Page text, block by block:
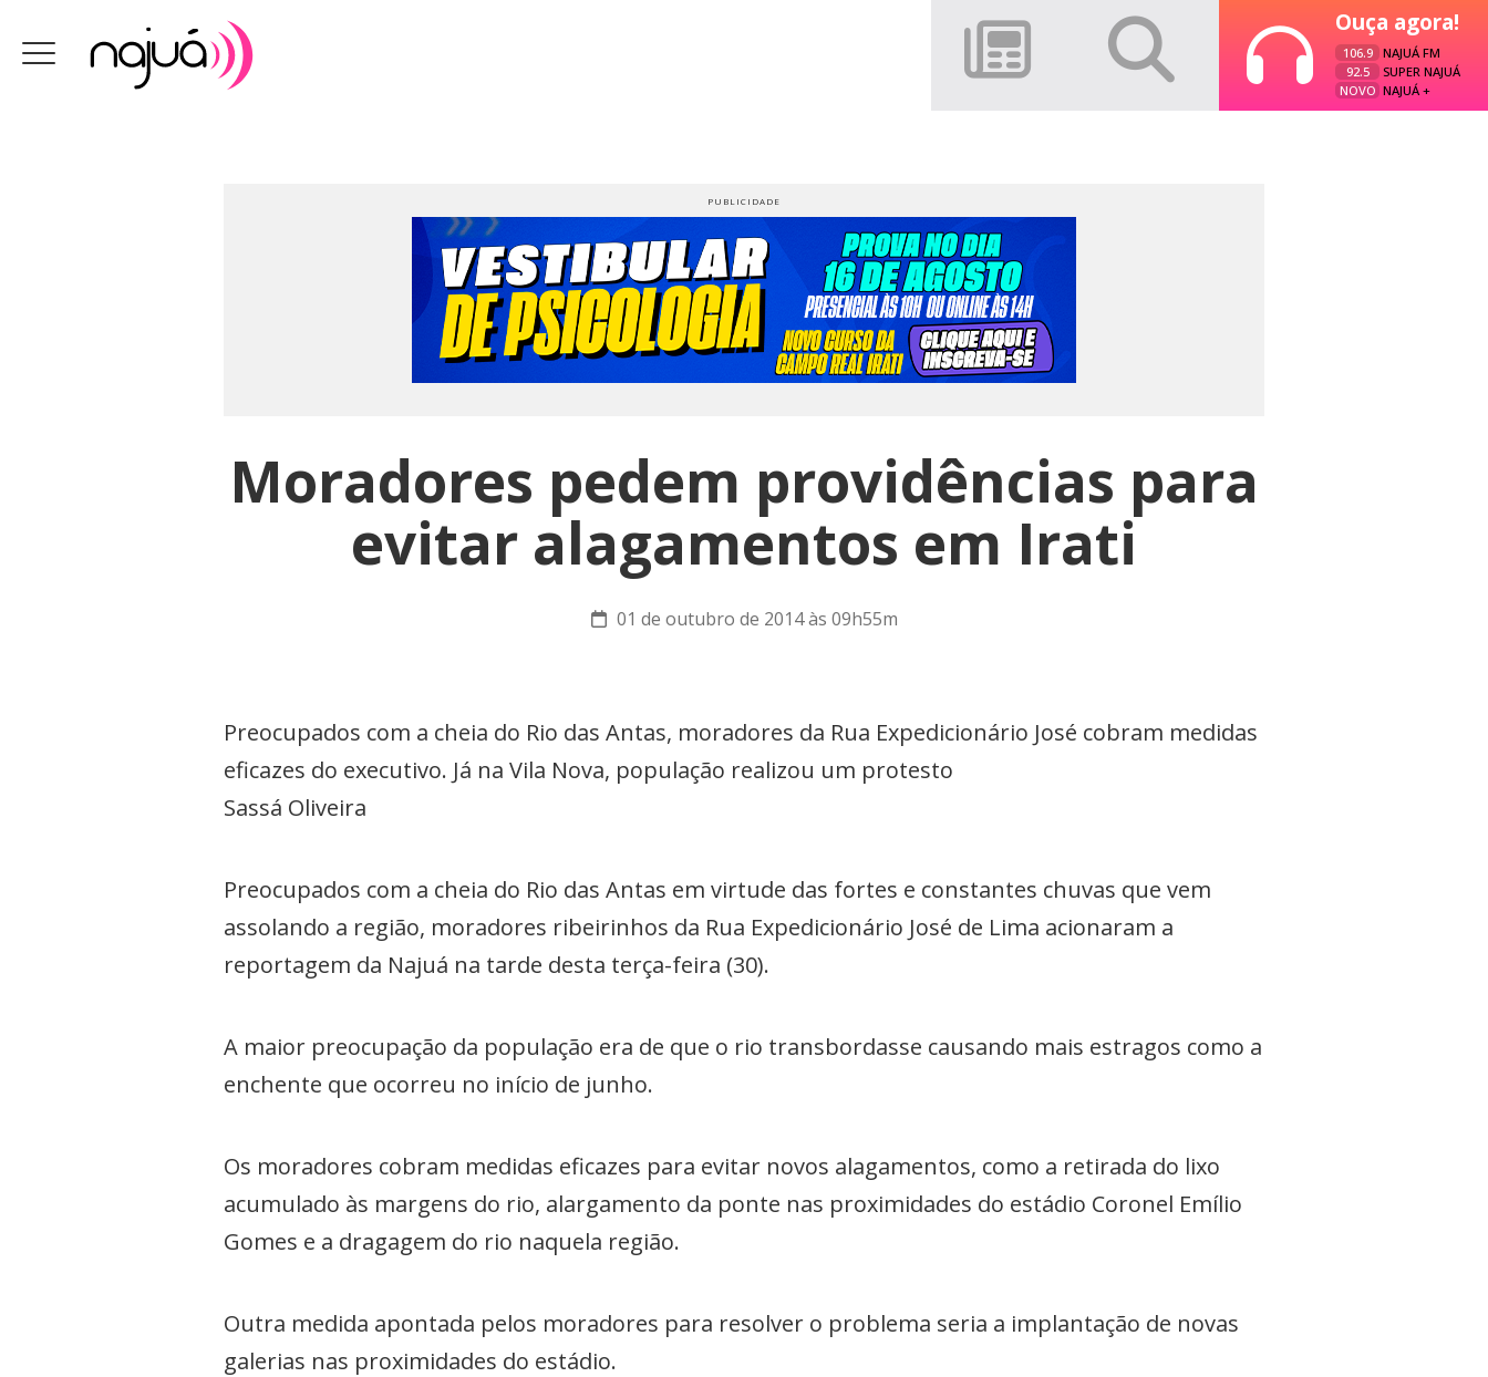
Ouça agora!
106.9
NAJUÁ FM
92.5
SUPER NAJUÁ
NOVO NAJUÁ +
Moradores pedem providências para
evitar alagamentos em Irati
01 de outubro de 2014 às 09h55m
Preocupados com a cheia do Rio das Antas, moradores da Rua Expedicionário José cobram medidas
eficazes do executivo. Já na Vila Nova, população realizou um protesto
Sassá Oliveira
Preocupados com a cheia do Rio das Antas em virtude das fortes e constantes chuvas que vem
assolando a região, moradores ribeirinhos da Rua Expedicionário José de Lima acionaram a
reportagem da Najuá na tarde desta terça-feira (30).
A maior preocupação da população era de que o rio transbordasse causando mais estragos como a
enchente que ocorreu no início de junho.
Os moradores cobram medidas eficazes para evitar novos alagamentos, como a retirada do lixo
acumulado às margens do rio, alargamento da ponte nas proximidades do estádio Coronel Emílio
Gomes e a dragagem do rio naquela região.
Outra medida apontada pelos moradores para resolver o problema seria a implantação de novas
galerias nas proximidades do estádio.